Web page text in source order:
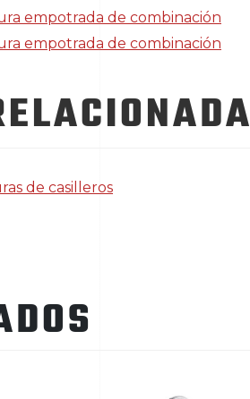
empotrada de combinación
empotrada de combinación
de casilleros